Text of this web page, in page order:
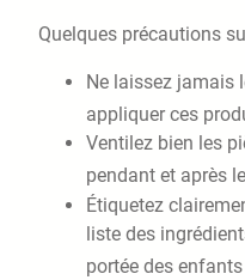
Quelques précautions
Ne laissez jamais
appliquer ces
Ventilez bien les
pendant et après
Étiquetez
liste des
portée des enfants